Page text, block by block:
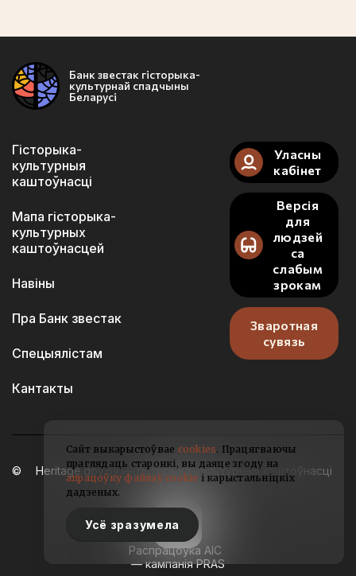
Банк звестак гісторыка-
культурнай спадчыны
Беларусі
Гісторыка-
культурныя
каштоўнасці
Мапа гісторыка-
культурных
каштоўнасцей
Навіны
Пра Банк звестак
Спецыялістам
Кантакты
Уласны
кабінет
Версія
для
людзей
са
слабым
зрокам
Зваротная
сувязь
Heritage.gov.by — гісторыка-культурныя каштоўнасці
Беларусі
Распрацоўка АІС
— кампанія PRAS
Сайт выкарыстоўвае cookies. Працягваючы
праглядаць старонкі, вы даяце згоду на
апрацоўку файлаў cookie і карыстальніцкіх
дадзеных.
Усё зразумела